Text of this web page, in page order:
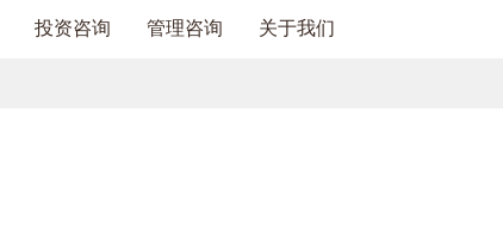
投资咨询 管理咨询 关于我们